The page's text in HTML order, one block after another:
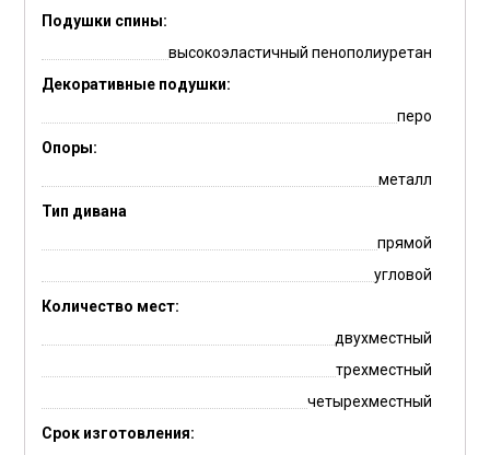
Подушки спины:
высокоэластичный пенополиуретан
Декоративные подушки:
перо
Опоры:
металл
Тип дивана
прямой
угловой
Количество мест:
двухместный
трехместный
четырехместный
Срок изготовления: